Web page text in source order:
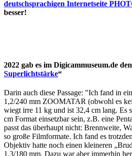
deutschsprachigen Internetseite
besser!
2022 gab es im Digicammuseum.de
Superlichtstärke“
Darin auch diese Passage: "Ich fand in
1,2/240 mm ZOOMATAR (obwohl es
wiegt irre 11 kg und ist 32,4 cm lang. Es
cm Format einsetzbar sein, z.B. eine
passt das überhaupt nicht: Brennweite,
so große Filmformate. Ich fand es
Objektiv hatte noch einen kleineren
1,3/180 mm. Dazu war aber immerhin